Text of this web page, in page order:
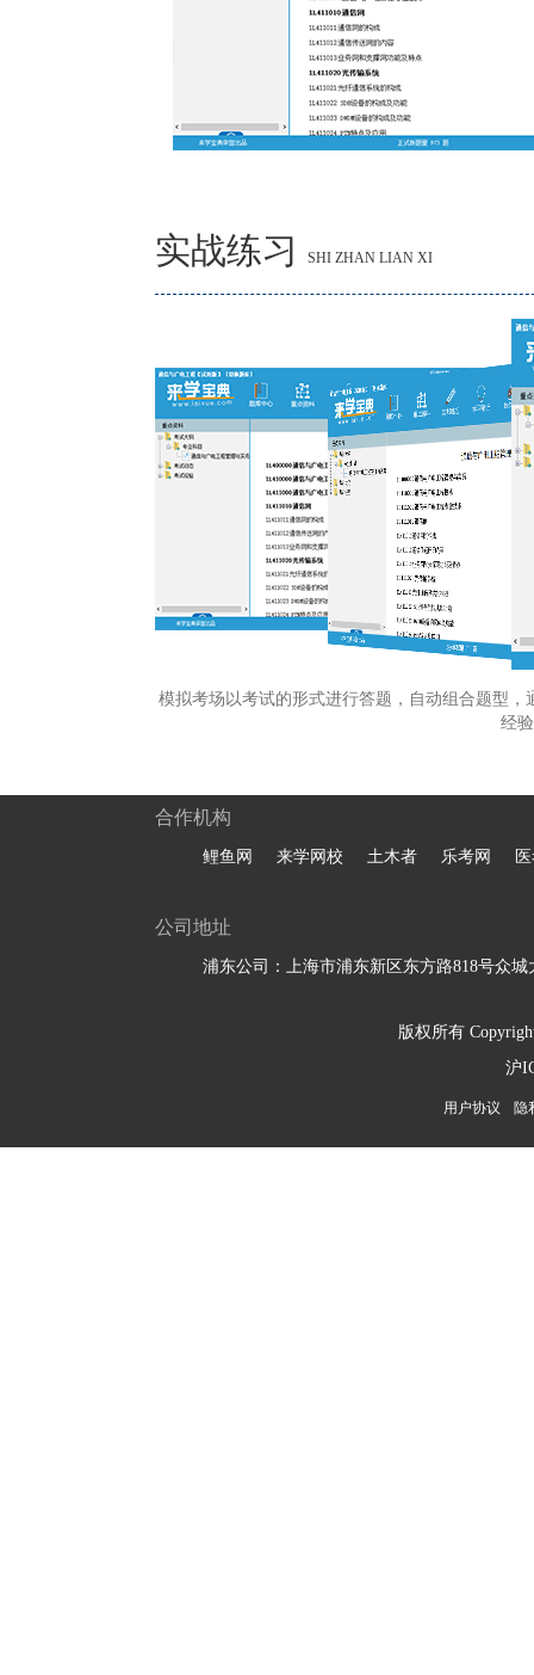
实战练习 SHI ZHAN LIAN XI
模拟考场以考试的形式进行答题，自动组合题型
经
合作机构
鲤鱼网 来学网校 土木者 乐考网
公司地址
浦东公司：上海市浦东新区东方路818号众城
版权所有
沪
用户协议 隐